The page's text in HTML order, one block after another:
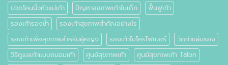
ปวดโคนนิ้วหัวแม่เท้า
ปัญหาสุขภาพเท้าในเด็ก
ฟื้นฟูเท้า
รองเท้ารองช้ำ
รองเท้าสุขภาพสำคัญอย่างไร
รองเท้าเพื่อสุขภาพสำหรับผู้หญิง
รองเท้าไมโครไฟเบอร์
วัดทำแผ่นรอง
วิธีดูแลเท้าแบบถนอมเท้า
ศูนย์สุขภาพเท้า
ศูนย์สุขภาพเท้า Talon